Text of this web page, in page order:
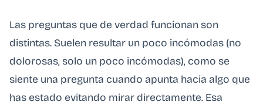
Las preguntas que de verdad funcionan son
distintas. Suelen resultar un poco incómodas (no
dolorosas, solo un poco incómodas), como se
siente una pregunta cuando apunta hacia algo que
has estado evitando mirar directamente. Esa